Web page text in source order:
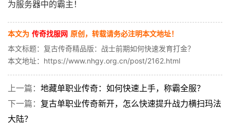
为服务器中的霸主！
本文为 传奇找服网 原创，转载请务必注明本文地址！
本文标题：复古传奇精品版：战士前期如何快速发育打金？
本文地址：https://www.nhgy.org.cn/post/2162.html
上一篇： 地藏单职业传奇：如何快速上手，称霸全服？
下一篇： 复古单职业传奇新开，怎么快速提升战力横扫玛法
大陆？